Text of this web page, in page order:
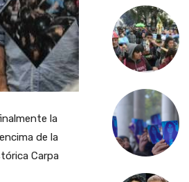
la
de la
Carpa